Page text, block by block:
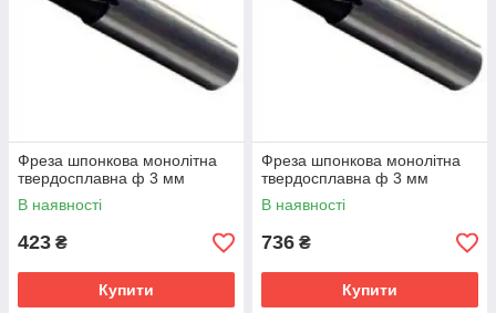
Фреза шпонкова монолітна
твердосплавна ф 3 мм
В наявності
423 ₴
Купити
Фреза шпонкова монолітна
твердосплавна ф 3 мм
В наявності
736 ₴
Купити